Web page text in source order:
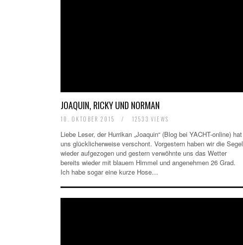
JOAQUIN, RICKY UND NORMAN
10. OKTOBER 2015 / 12533 VIEWS
Liebe Leser, der Hurrikan „Joaquin“ (Blog bei YACHT-online) hat
uns glücklicherweise verschont. Vorgestern haben wir die Segel
wieder aufgezogen und gestern verwöhnte uns das Wetter
bereits wieder mit blauem Himmel und angenehmen 26 Grad.
Ich habe sogar eine kurze Hose…